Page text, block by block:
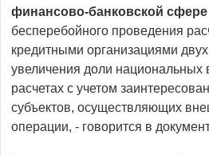
финансово-банковской сфере
бесперебойного проведения
кредитными организациями
увеличения доли национальных
расчетах с учетом
субъектов, осуществляющих
операции, - говорится в